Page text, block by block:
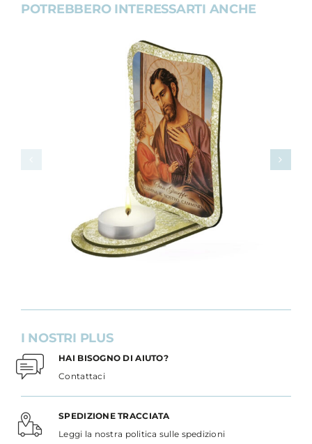
POTREBBERO INTERESSARTI ANCHE
I NOSTRI PLUS
HAI BISOGNO DI AIUTO?
Contattaci
SPEDIZIONE TRACCIATA
Leggi la nostra politica sulle spedizioni